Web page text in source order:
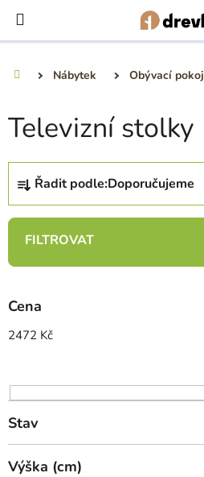
obsah
Nábytek Obývací pokoj
Televizní stolky
Ř
z
n
p
r
o
u
k
t
ů
Řadit podle:Doporučujeme
Cena
2472 Kč
Stav
Výška (cm)